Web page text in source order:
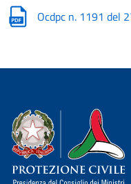
Ocdpc n. 1191 del
Dipartimento della